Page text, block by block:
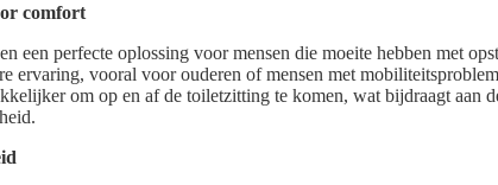
comfort
een perfecte oplossing voor mensen die moeite hebben met
ervaring, vooral voor ouderen of mensen met
om op en af de toiletzitting te komen, wat bijdraagt aan